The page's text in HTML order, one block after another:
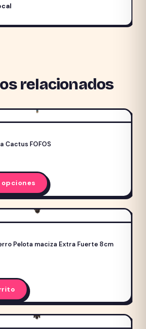
relacionados
Cactus FOFOS
Este
producto
tiene
variantes.
Pelota maciza Extra Fuerte 8cm